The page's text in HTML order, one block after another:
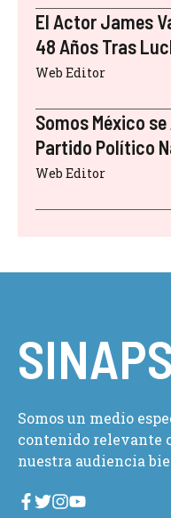
El Actor James
48 Años Tras
Web Editor
Somos México
Partido Político
Web Editor
Somos un medio
contenido relevante
nuestra audiencia